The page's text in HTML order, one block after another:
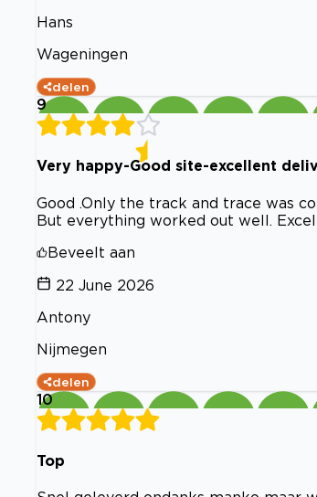
Hans
Wageningen
delen
9
Very happy-Good site-excellent
Good .Only the track and trace was
But everything worked out well.
Beveelt aan
22 June 2026
Antony
Nijmegen
delen
10
Top